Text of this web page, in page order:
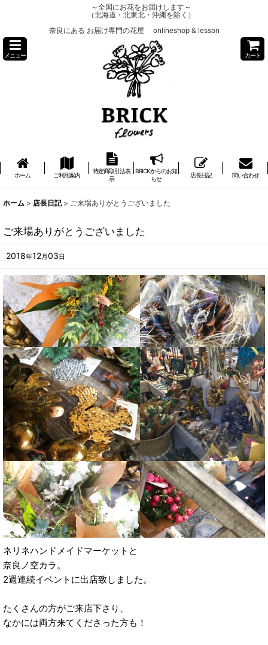
～全国にお花をお届けします～
（北海道・北東北・沖縄を除く）
奈良にある お届け専門の花屋 onlineshop & lesson
メニュー カート
ホーム ご利用案内
特定商取引法表
示
BRICKからのお知
らせ
店長日記 問い合わせ
ホーム > 店長日記 > ご来場ありがとうございました
ご来場ありがとうございました
2018年12月 03 日
ネリネハンドメイドマーケットと
奈良ノ空カラ。
2週連続イベントに出店致しました。
たくさんの方がご来店下さり、
なかには両方来てくださった方も！